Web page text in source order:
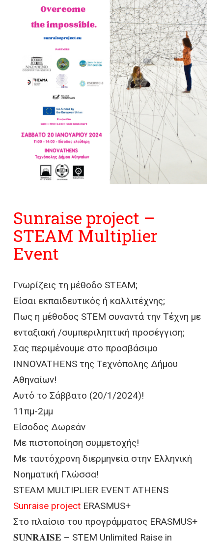
Sunraise project –
STEAM Multiplier
Event
Γνωρίζεις τη μέθοδο STEAM;
Είσαι εκπαιδευτικός ή καλλιτέχνης;
Πως η μέθοδος STEM συναντά την Τέχνη με
ενταξιακή /συμπεριληπτική προσέγγιση;
Σας περιμένουμε στο προσβάσιμο
INNOVATHENS της Τεχνόπολης Δήμου
Αθηναίων!
Αυτό το Σάββατο (20/1/2024)!
11πμ-2μμ
Είσοδος Δωρεάν
Με πιστοποίηση συμμετοχής!
Με ταυτόχρονη διερμηνεία στην Ελληνική
Νοηματική Γλώσσα!
STEAM MULTIPLIER EVENT ATHENS
Sunraise project ERASMUS+
Στο πλαίσιο του προγράμματος ERASMUS+
𝐒𝐔𝐍𝐑𝐀𝐈𝐒𝐄 – STEM Unlimited Raise in